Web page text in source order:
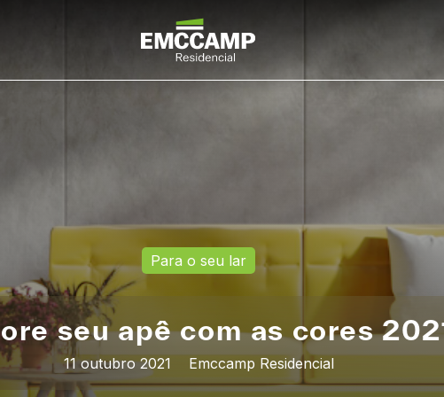
Para o seu lar
seu apê com as cores
11 outubro 2021 Emccamp Residencial